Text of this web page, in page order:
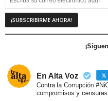
En Alta Voz
Contra la Corrupción
compromisos y